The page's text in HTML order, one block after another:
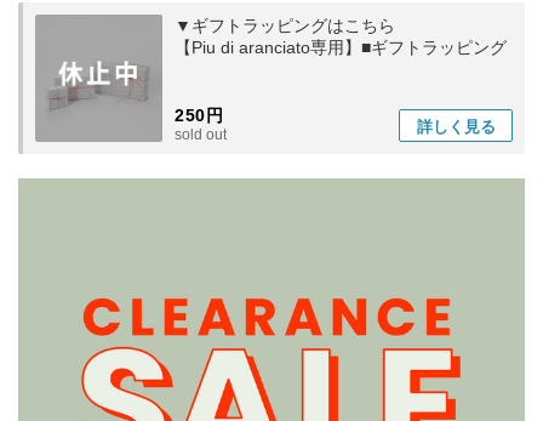
▼ギフトラッピングはこちら
【Piu di aranciato専用】■ギフトラッピング
250円
sold out 詳しく 見る